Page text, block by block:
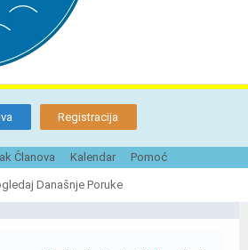
Registracija
Članova Kalendar Pomoć
Današnje Poruke